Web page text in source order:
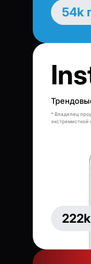
54k
* Владелец
экстремисткой